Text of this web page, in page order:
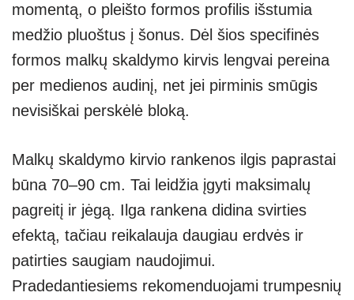
momentą, o pleišto formos profilis išstumia
medžio pluoštus į šonus. Dėl šios specifinės
formos malkų skaldymo kirvis lengvai pereina
per medienos audinį, net jei pirminis smūgis
nevisiškai perskėlė bloką.
Malkų skaldymo kirvio rankenos ilgis paprastai
būna 70–90 cm. Tai leidžia įgyti maksimalų
pagreitį ir jėgą. Ilga rankena didina svirties
efektą, tačiau reikalauja daugiau erdvės ir
patirties saugiam naudojimui.
Pradedantiesiems rekomenduojami trumpesnių